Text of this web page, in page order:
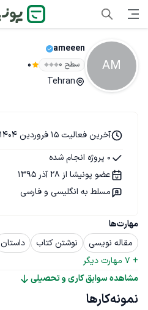
AM
ameeen
سطح ۰ 0
Tehran
مهارت‌ها
مقاله نویسی
نوشتن کتاب داستان
+
7 مهارت دیگر
مشاهده سوابق کاری و تحصیلی
آخرین فعالیت 15 فروردین 1404
0 پروژه انجام شده
عضو پونیشا از 28 آذر 1395
مسلط به انگلیسی و فارسی
نمونه‌کارها